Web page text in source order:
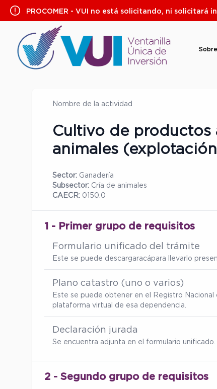
Saltar
PROCOMER - VUI no está solicitando, ni
Nombre de la actividad
Cultivo de
animales
Sector: Ganadería
Subsector: Cría de animales
CAECR: 0150.0
1 - Primer grupo de requisitos
Formulario unificado del trámite
Este se puede descargaracápara llevarlo
Plano catastro (uno o varios)
Este se puede obtener en el Registro
plataforma virtual de esa dependencia.
Declaración jurada
Se encuentra adjunta en el formulario unificado.
2 - Segundo grupo de requisitos